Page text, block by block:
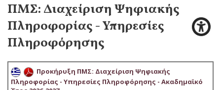
ΠΜΣ: Διαχείριση Ψηφιακής
Πληροφορίας - Υπηρεσίες
Πληροφόρησης
Προκήρυξη ΠΜΣ: Διαχείριση Ψηφιακής
Πληροφορίας - Υπηρεσίες Πληροφόρησης - Ακαδημαϊκό